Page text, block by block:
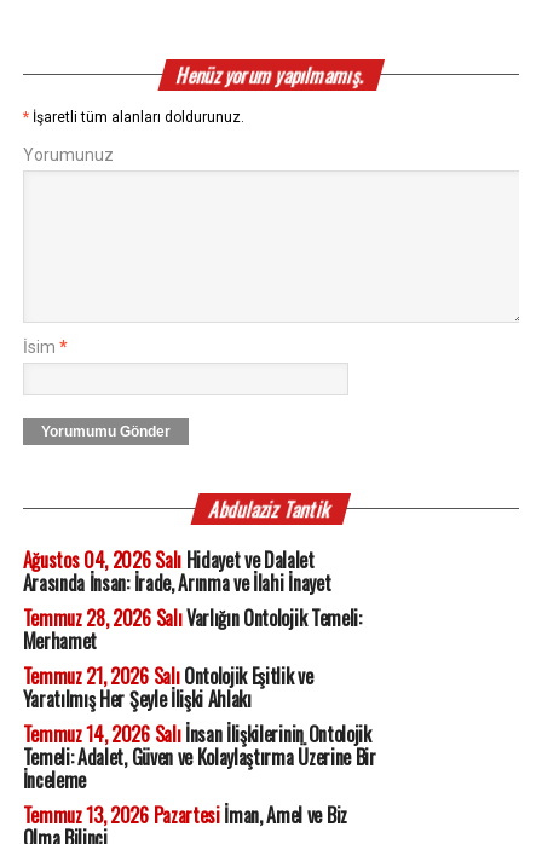
Henüz yorum yapılmamış.
* İşaretli tüm alanları doldurunuz.
Yorumunuz
İsim *
Yorumumu Gönder
Abdulaziz Tantik
Ağustos 04, 2026 SalıHidayet ve Dalalet
Arasında İnsan: İrade, Arınma ve İlahi İnayet
Temmuz 28, 2026 SalıVarlığın Ontolojik Temeli:
Merhamet
Temmuz 21, 2026 SalıOntolojik Eşitlik ve
Yaratılmış Her Şeyle İlişki Ahlakı
Temmuz 14, 2026 Salıİnsan İlişkilerinin Ontolojik
Temeli: Adalet, Güven ve Kolaylaştırma Üzerine Bir
İnceleme
Temmuz 13, 2026 Pazartesiİman, Amel ve Biz
Olma Bilinci